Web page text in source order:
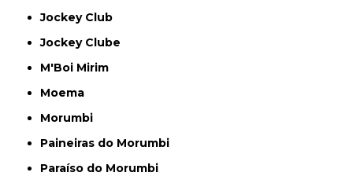
Jockey Club
Jockey Clube
M'Boi Mirim
Moema
Morumbi
Paineiras do Morumbi
Paraíso do Morumbi